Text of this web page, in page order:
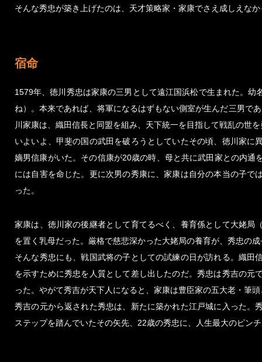
そんな秀忠が築き上げたのは、天才策略家・家康でさえ成しえな
宿命
1579年、徳川秀忠は家康の三男として遠江国浜松で生まれた。
ね）。本来であれば、将軍になるはずもない側室が生んだ三男で
川家康は、織田信長と同盟を組み、天下統一を目指して戦乱の世
いよいよ、甲斐の国の武田を破ろうとしていたその頃、徳川家
嫡男信康がいた。その信康が20歳の時、母と共に武田家との内
には自害を命じた。更に次男の秀康に、家康は自分の本当の子
った。
家康は、徳川家の後継者として育てるべく、養育係として大姥
を置く乳母だった。厳格で慈悲深かった大姥局の養育が、秀忠の
そんな秀忠にも、戦国武将の子としての試練の日が訪れる。織
を示すために秀忠を人質として差し出したのだ。秀忠は秀吉の
った。やがて秀吉が天下人になると、家康は豊臣家の五大老・筆
秀吉の元から返された秀忠は、新たに築かれた江戸城に入った
ステップを踏んでいたその矢先、22歳の秀忠に、人生最大のピン